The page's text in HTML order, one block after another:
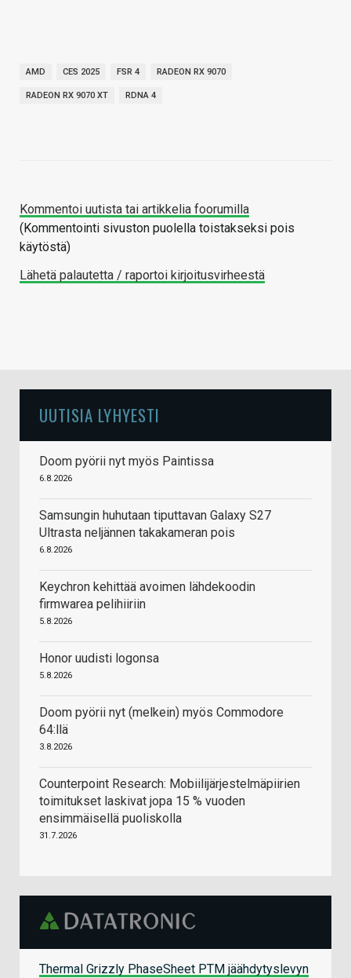
AMD CES 2025 FSR 4 RADEON RX 9070
RADEON RX 9070 XT RDNA 4
Kommentoi uutista tai artikkelia foorumilla
(Kommentointi sivuston puolella toistakseksi pois
käytöstä)
Lähetä palautetta / raportoi kirjoitusvirheestä
UUTISIA LYHYESTI
Doom pyörii nyt myös Paintissa
6.8.2026
Samsungin huhutaan tiputtavan Galaxy S27
Ultrasta neljännen takakameran pois
6.8.2026
Keychron kehittää avoimen lähdekoodin
firmwarea pelihiiriin
5.8.2026
Honor uudisti logonsa
5.8.2026
Doom pyörii nyt (melkein) myös Commodore
64:llä
3.8.2026
Counterpoint Research: Mobiilijärjestelmäpiirien
toimitukset laskivat jopa 15 % vuoden
ensimmäisellä puoliskolla
31.7.2026
Thermal Grizzly PhaseSheet PTM jäähdytyslevyn